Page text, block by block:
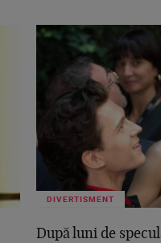
DIVERTISMENT
După luni de